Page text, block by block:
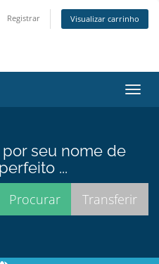
Registrar Visualizar carrinho
seu nome de
...